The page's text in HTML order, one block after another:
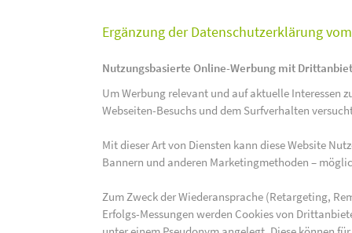
Ergänzung der Datenschutzerklärung
Nutzungsbasierte Online-Werbung mit
Um Werbung relevant und auf aktuelle Interessen
Webseiten-Besuchs und dem Surfverhalten
Mit dieser Art von Diensten kann diese Website
Bannern und anderen Marketingmethoden –
Zum Zweck der Wiederansprache (Retargeting,
Erfolgs-Messungen werden Cookies von